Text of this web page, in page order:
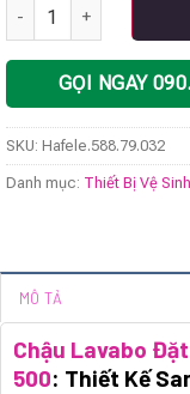
Chậu lavabo đặt bàn
GỌI NGAY
SKU: Hafele.588.79.032
Danh mục: Thiết Bị Vệ
MÔ TẢ
Chậu Lavabo
500: Thiết Kế